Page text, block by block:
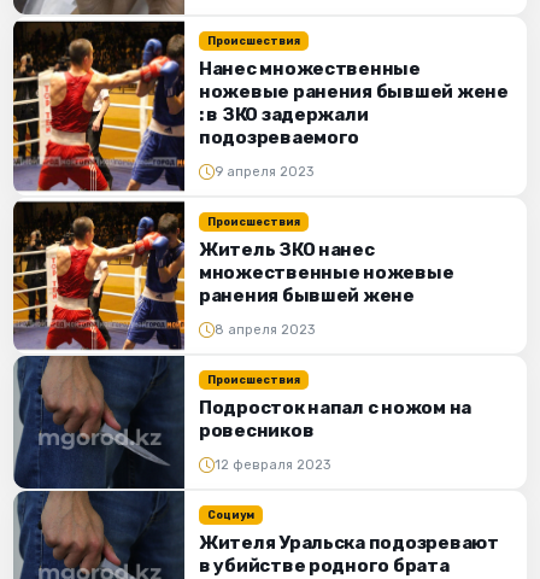
Происшествия
Нанес множественные
ножевые ранения бывшей жене
: в ЗКО задержали
подозреваемого
9 апреля 2023
Происшествия
Житель ЗКО нанес
множественные ножевые
ранения бывшей жене
8 апреля 2023
Происшествия
Подросток напал с ножом на
ровесников
12 февраля 2023
Социум
Жителя Уральска подозревают
в убийстве родного брата